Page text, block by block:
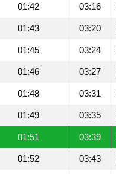
01:42 03:16
01:43 03:20
01:45 03:24
01:46 03:27
01:48 03:31
01:49 03:35
01:51 03:39
01:52 03:43